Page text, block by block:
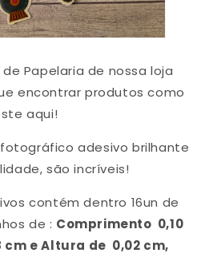
Papelaria de nossa loja
encontrar produtos como
aqui!
adesivo brilhante
são incríveis!
contém dentro 16un de
de : Comprimento 0,10
cm e Altura de 0,02 cm,